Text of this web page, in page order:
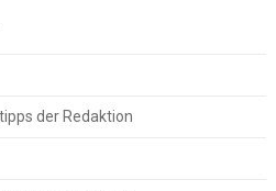
der Redaktion